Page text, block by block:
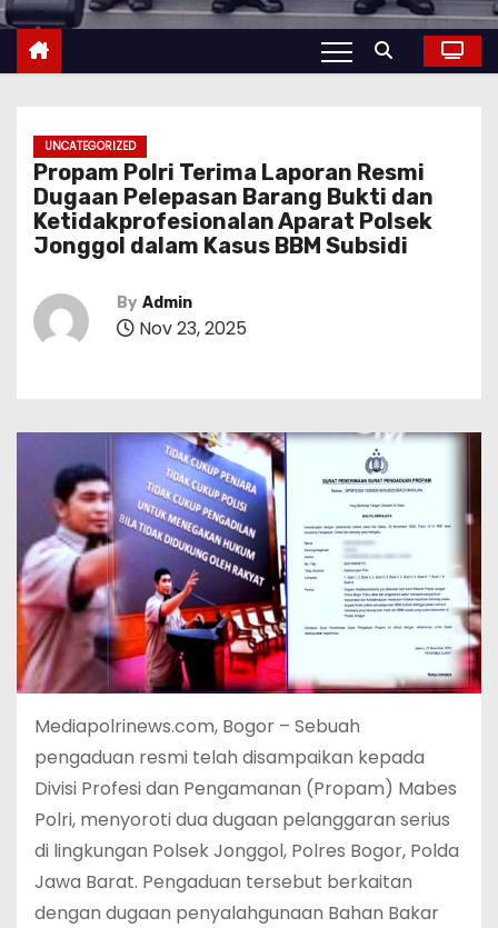
UNCATEGORIZED
Propam Polri Terima Laporan Resmi
Dugaan Pelepasan Barang Bukti dan
Ketidakprofesionalan Aparat Polsek
Jonggol dalam Kasus BBM Subsidi
By Admin
Nov 23, 2025
Mediapolrinews.com, Bogor – Sebuah
pengaduan resmi telah disampaikan kepada
Divisi Profesi dan Pengamanan (Propam) Mabes
Polri, menyoroti dua dugaan pelanggaran serius
di lingkungan Polsek Jonggol, Polres Bogor, Polda
Jawa Barat. Pengaduan tersebut berkaitan
dengan dugaan penyalahgunaan Bahan Bakar